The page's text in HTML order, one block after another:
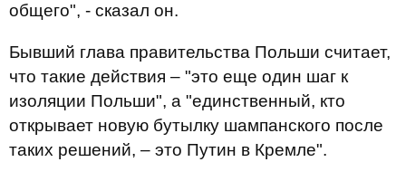
общего", - сказал он.
Бывший глава правительства Польши считает,
что такие действия – "это еще один шаг к
изоляции Польши", а "единственный, кто
открывает новую бутылку шампанского после
таких решений, – это Путин в Кремле".